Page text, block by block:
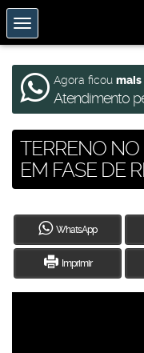
Agora ficou
Atendimento
TERRENO
EM FASE DE
WhatsApp
Imprimir